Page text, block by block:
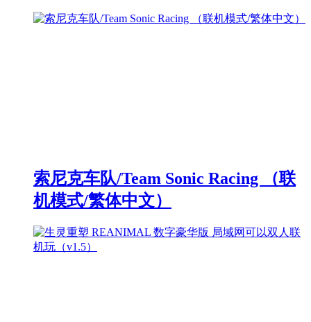
索尼克车队/Team Sonic Racing （联
机模式/繁体中文）